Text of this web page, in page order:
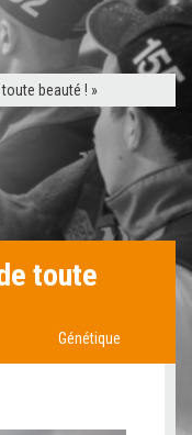
toute beauté ! »
toute
Génétique